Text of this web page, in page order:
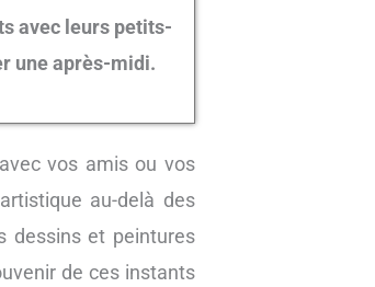
avec leurs petits-
une après-midi.
vos amis ou vos
au-delà des
dessins et peintures
de ces instants